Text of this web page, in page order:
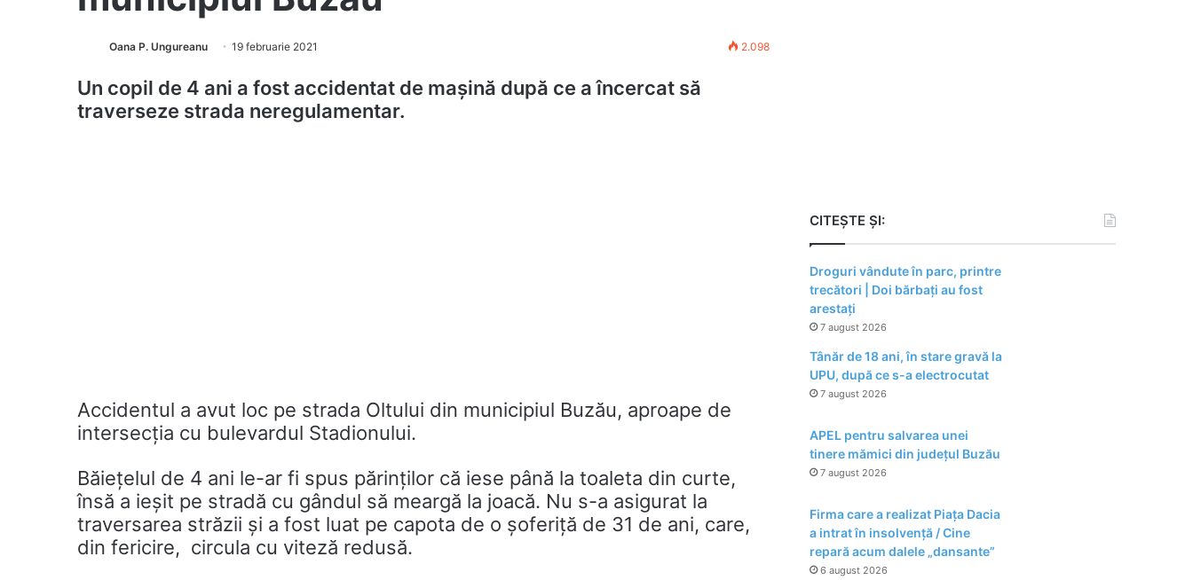
Oana P. Ungureanu 19 februarie 2021 2.098
Un copil de 4 ani a fost accidentat de mașină după ce a încercat să
traverseze strada neregulamentar.
Accidentul a avut loc pe strada Oltului din municipiul Buzău, aproape de
intersecția cu bulevardul Stadionului.
Băiețelul de 4 ani le-ar fi spus părinților că iese până la toaleta din curte,
însă a ieșit pe stradă cu gândul să meargă la joacă. Nu s-a asigurat la
traversarea străzii și a fost luat pe capota de o șoferiță de 31 de ani, care,
din fericire, circula cu viteză redusă.
CITEȘTE ȘI:
Droguri vândute în parc, printre
trecători | Doi bărbați au fost
arestați
7 august 2026
Tânăr de 18 ani, în stare gravă la
UPU, după ce s-a electrocutat
7 august 2026
APEL pentru salvarea unei
tinere mămici din județul Buzău
7 august 2026
Firma care a realizat Piața Dacia
a intrat în insolvență / Cine
repară acum dalele „dansante”
6 august 2026